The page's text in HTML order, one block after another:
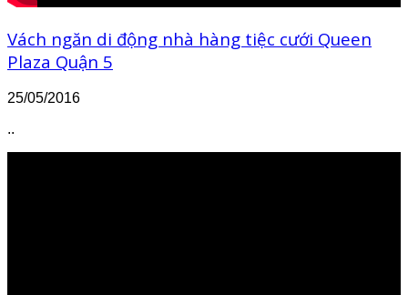
Vách ngăn di động nhà hàng tiệc cưới Queen
Plaza Quận 5
25/05/2016
..